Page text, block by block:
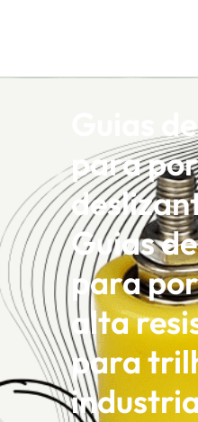
Guias
para
Guias
para
alta
para